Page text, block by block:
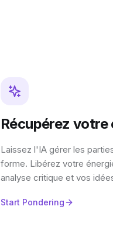
Récupérez
Laissez l'IA gérer les
forme. Libérez votre
analyse critique et vos
Start Pondering